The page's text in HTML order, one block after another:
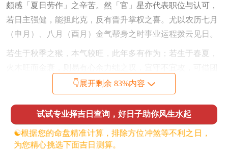
颇感「夏日劳作」之辛苦。然「官」星亦代表职位与认可，
若日主强健，能担此克，反有晋升掌权之喜。尤以农历七月
（申月）、八月（酉月）金气帮身之时事业运程拨云见日。
若生于秋季之猴，本气较旺，此年多有作为；若生于春夏，
队之力分担压力，五行生克链显见「火旺克金，金弱难生
水，水衰不制火」，循环不畅，故需以「土」通关，火生
土，土生金，转危为安。
从事文化、网络、能源等属火行业者。虽有耕耘，却易为他
人作嫁衣，需明晰权责界限；财运方面火为「官杀」亦克
👇展开剩余 83%内容
试试专业择吉日查询，好日子助你风生水起
☯️根据您的命盘精准计算，排除方位冲煞等不利之日，
为您精心挑选下面吉日测算。